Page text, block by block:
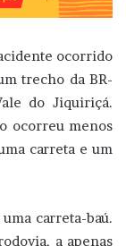
ocorrido
trecho da BR-
do Jiquiriçá.
ocorreu menos
carreta e um
carreta-baú.
a apenas